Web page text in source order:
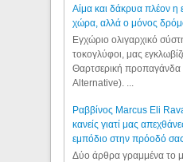
Αίμα και δάκρυα πλέον η
χώρα, αλλά ο μόνος
Εγχώριο ολιγαρχικό
τοκογλύφοι, μας
Θαρτσερική
Alternative). ...
Ραββίνος Marcus Eli
κανείς γιατί μας
εμπόδιο στην πρόοδό
Δύο άρθρα γραμμένα το